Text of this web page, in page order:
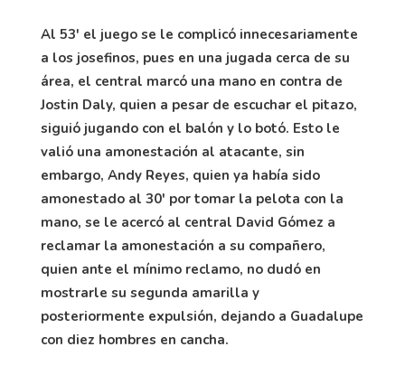
Al 53' el juego se le complicó innecesariamente
a los josefinos, pues en una jugada cerca de su
área, el central marcó una mano en contra de
Jostin Daly, quien a pesar de escuchar el pitazo,
siguió jugando con el balón y lo botó. Esto le
valió una amonestación al atacante, sin
embargo, Andy Reyes, quien ya había sido
amonestado al 30' por tomar la pelota con la
mano, se le acercó al central David Gómez a
reclamar la amonestación a su compañero,
quien ante el mínimo reclamo, no dudó en
mostrarle su segunda amarilla y
posteriormente expulsión, dejando a Guadalupe
con diez hombres en cancha.